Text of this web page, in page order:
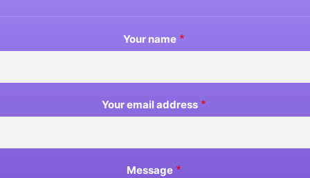
Your name
Your email address
Message